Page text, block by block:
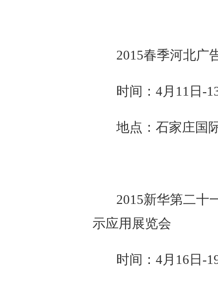
2015春季河北
时间：4月11日-
地点：石家庄国
2015新华第二十
示应用展览会
时间：4月16日-